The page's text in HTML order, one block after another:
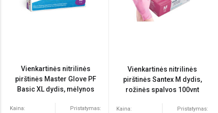
Vienkartinės nitrilinės
pirštinės Master Glove PF
Basic XL dydis, mėlynos
Kaina: Pristatymas:
Vienkartinės nitrilinės
pirštinės Santex M dydis,
rožinės spalvos 100vnt
Kaina: Pristatymas: